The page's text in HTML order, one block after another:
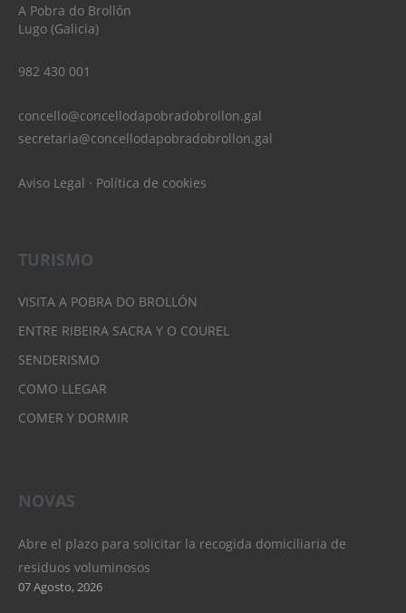
A Pobra do Brollón
Lugo (Galicia)
982 430 001
concello@concellodapobradobrollon.gal
secretaria@concellodapobradobrollon.gal
Aviso Legal · Política de cookies
TURISMO
VISITA A POBRA DO BROLLÓN
ENTRE RIBEIRA SACRA Y O COUREL
SENDERISMO
COMO LLEGAR
COMER Y DORMIR
NOVAS
Abre el plazo para solicitar la recogida domiciliaria de
residuos voluminosos
07 Agosto, 2026